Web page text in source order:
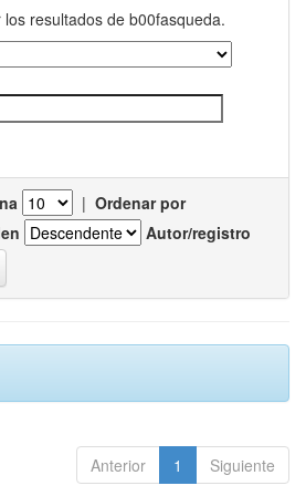
resultados de b00fasqueda.
| Ordenar por
Autor/registro
Anterior 1 Siguiente